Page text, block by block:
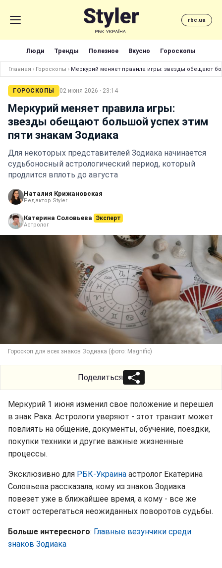
rbc.ua
Люди Тренды Полезное Вкусно Гороскопы
Главная › Гороскопы › Меркурий меняет правила игры: звезды обещают
ГОРОСКОПЫ 02 июня 2026 · 23:14
Меркурий меняет правила игры:
звезды обещают большой успех этим
пяти знакам Зодиака
Для некоторых представителей Зодиака начинается
судьбоносный астрологический период, который
продлится вплоть до августа
Наталия Крижановская
Редактор Styler
Катерина Соловьева Эксперт
Астролог
Гороскоп для всех знаков Зодиака (фото: Magnific)
Поделиться
Меркурий 1 июня изменил свое положение и перешел
в знак Рака. Астрологи уверяют - этот транзит может
повлиять на общение, документы, обучение, поездки,
покупки техники и другие важные жизненные
процессы.
Эксклюзивно для РБК-Украина астролог Екатерина
Соловьева рассказала, кому из знаков Зодиака
повезет уже в ближайшее время, а кому - все же
стоит остерегаться неожиданных поворотов судьбы.
Больше интересного: Главные везунчики среди
знаков Зодиака